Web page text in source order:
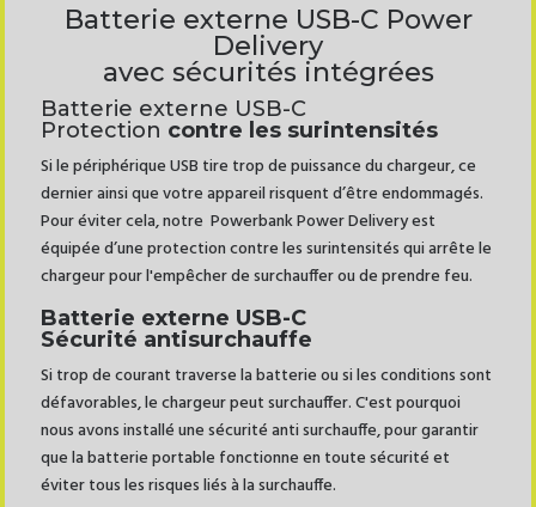
Batterie externe USB-C Power
Delivery
avec sécurités intégrées
Batterie externe USB-C
Protection contre les surintensités
Si le périphérique USB tire trop de puissance du chargeur, ce
dernier ainsi que votre appareil risquent d’être endommagés.
Pour éviter cela, notre Powerbank Power Delivery est
équipée d’une protection contre les surintensités qui arrête le
chargeur pour l'empêcher de surchauffer ou de prendre feu.
Batterie externe USB-C
Sécurité antisurchauffe
Si trop de courant traverse la batterie ou si les conditions sont
défavorables, le chargeur peut surchauffer. C'est pourquoi
nous avons installé une sécurité anti surchauffe, pour garantir
que la batterie portable fonctionne en toute sécurité et
éviter tous les risques liés à la surchauffe.